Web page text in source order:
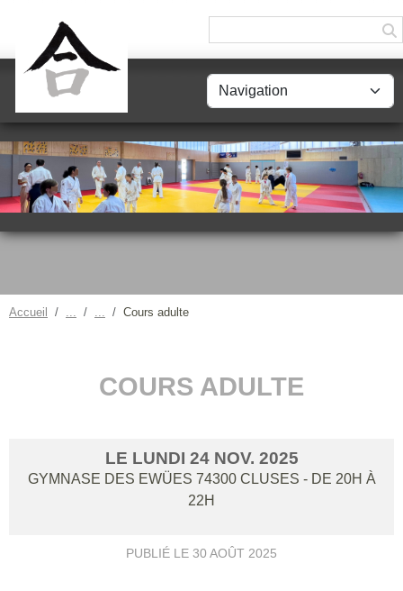
Accueil Cours adulte
COURS ADULTE
LE LUNDI 24 NOV. 2025
GYMNASE DES EWÜES 74300 CLUSES - DE 20H À
22H
PUBLIÉ LE 30 AOÛT 2025